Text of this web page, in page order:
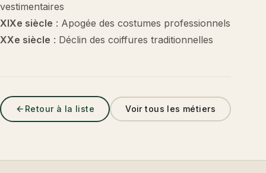
vestimentaires
XIXe siècle : Apogée des costumes professionnels
XXe siècle : Déclin des coiffures traditionnelles
Retour à la liste Voir tous les métiers